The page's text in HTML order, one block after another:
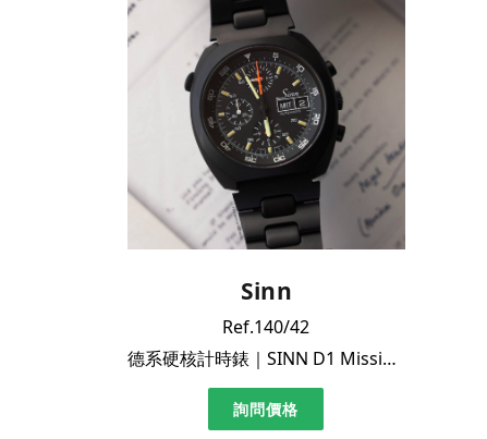
Sinn
Ref.140/42
德系硬核計時錶｜SINN D1 Mission 140/42｜單錶近新
詢問價格